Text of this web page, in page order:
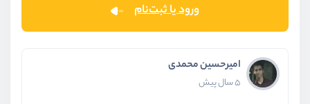
ورود یا ثبت‌نام
امیرحسین محمدی
5 سال پیش